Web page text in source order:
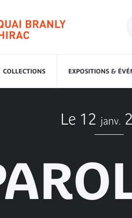
COLLECTIONS EXPOSITIONS &
Le 12 janv.